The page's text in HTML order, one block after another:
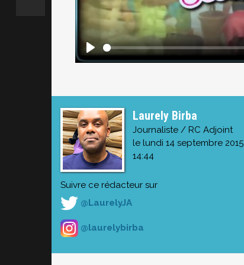
Laurely Birba
Journaliste / RC Adjoint
le lundi 14 septembre 2015
14:44
Suivre ce rédacteur sur
@LaurelyJA
@laurelybirba